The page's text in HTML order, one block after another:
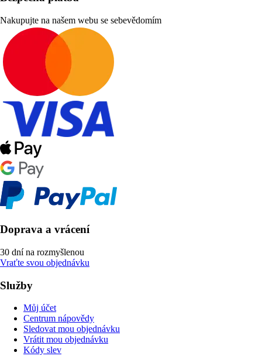
Nakupujte na našem webu se sebevědomím
Doprava a vrácení
30 dní na rozmyšlenou
Vraťte svou objednávku
Služby
Můj účet
Centrum nápovědy
Sledovat mou objednávku
Vrátit mou objednávku
Kódy slev